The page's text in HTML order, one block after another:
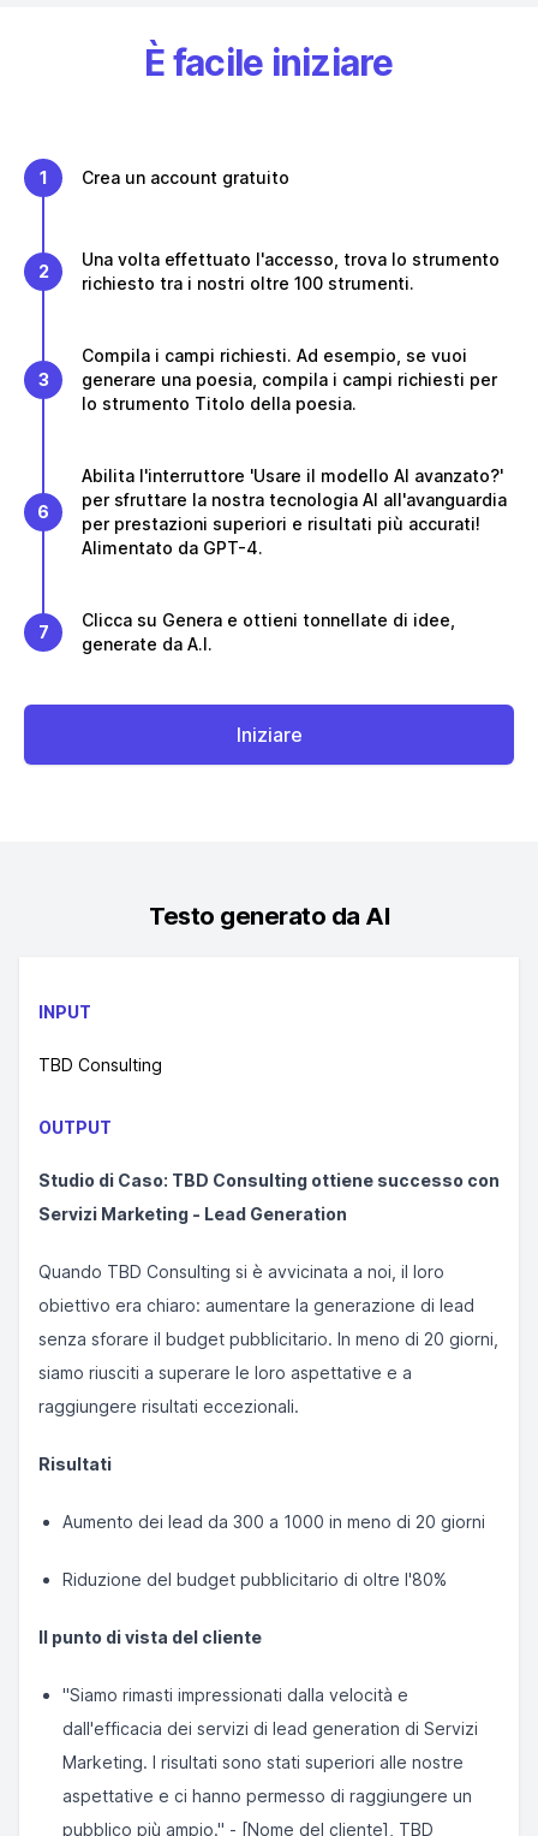
È facile iniziare
1 Crea un account gratuito
2
Una volta effettuato l'accesso, trova lo strumento
richiesto tra i nostri oltre 100 strumenti.
3
Compila i campi richiesti. Ad esempio, se vuoi
generare una poesia, compila i campi richiesti per
lo strumento Titolo della poesia.
6
Abilita l'interruttore 'Usare il modello AI avanzato?'
per sfruttare la nostra tecnologia AI all'avanguardia
per prestazioni superiori e risultati più accurati!
Alimentato da GPT-4.
7
Clicca su Genera e ottieni tonnellate di idee,
generate da A.I.
Iniziare
Testo generato da AI
INPUT
TBD Consulting
OUTPUT
Studio di Caso: TBD Consulting ottiene successo con
Servizi Marketing - Lead Generation
Quando TBD Consulting si è avvicinata a noi, il loro
obiettivo era chiaro: aumentare la generazione di lead
senza sforare il budget pubblicitario. In meno di 20 giorni,
siamo riusciti a superare le loro aspettative e a
raggiungere risultati eccezionali.
Risultati
Aumento dei lead da 300 a 1000 in meno di 20 giorni
Riduzione del budget pubblicitario di oltre l'80%
Il punto di vista del cliente
"Siamo rimasti impressionati dalla velocità e
dall'efficacia dei servizi di lead generation di Servizi
Marketing. I risultati sono stati superiori alle nostre
aspettative e ci hanno permesso di raggiungere un
pubblico più ampio." - [Nome del cliente], TBD